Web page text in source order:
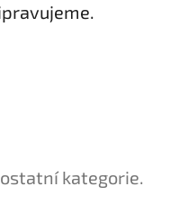
kategorie.